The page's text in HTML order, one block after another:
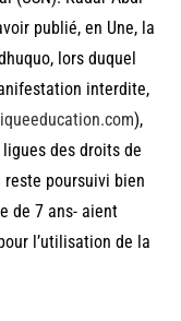
publié, en Une, la
lors duquel
interdite,
),
des droits de
reste poursuivi bien
de 7 ans- aient
l’utilisation de la